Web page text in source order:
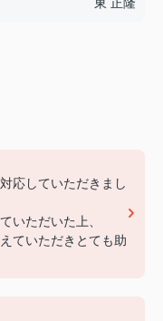
応していただきまし
いただいた上、
ていただきとても助